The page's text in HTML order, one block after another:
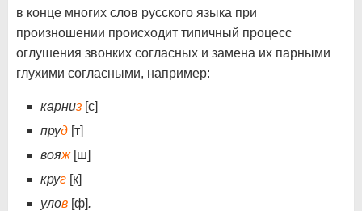
в конце многих слов русского языка при
произношении происходит типичный процесс
оглушения звонких согласных и замена их парными
глухими согласными, например:
карниз [с]
пруд [т]
вояж [ш]
круг [к]
улов [ф].